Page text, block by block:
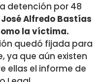
detención por 48
José Alfredo Bastías
la víctima.
quedó fijada para
ya que aún existen
ellas el informe de